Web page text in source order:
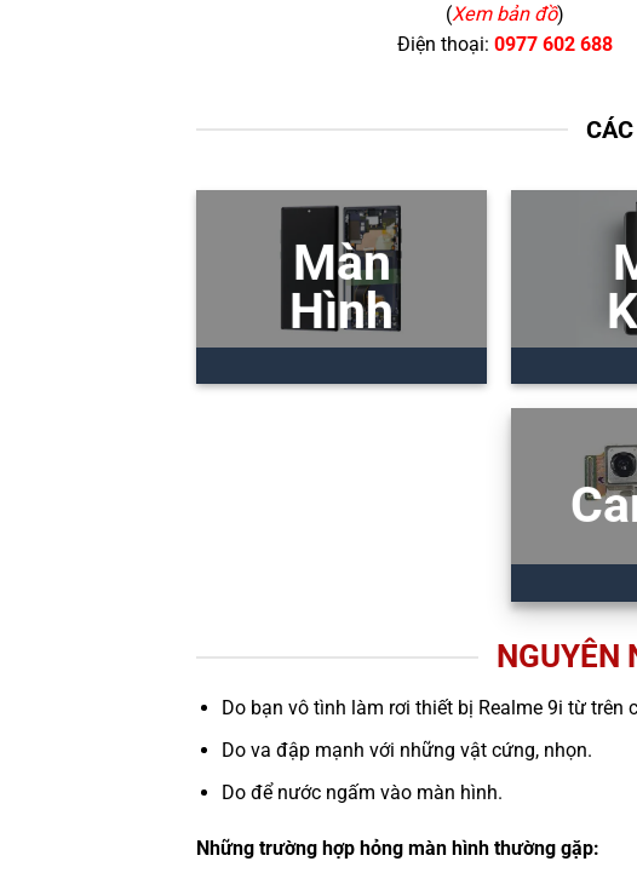
(Xem bản đồ)
Điện thoại: 0977 602 688
Màn
Hình
NGUYÊN
Do bạn vô tình làm rơi thiết bị Realme 9i từ trên
Do va đập mạnh với những vật cứng, nhọn.
Do để nước ngấm vào màn hình.
Những trường hợp hỏng màn hình thường gặp: